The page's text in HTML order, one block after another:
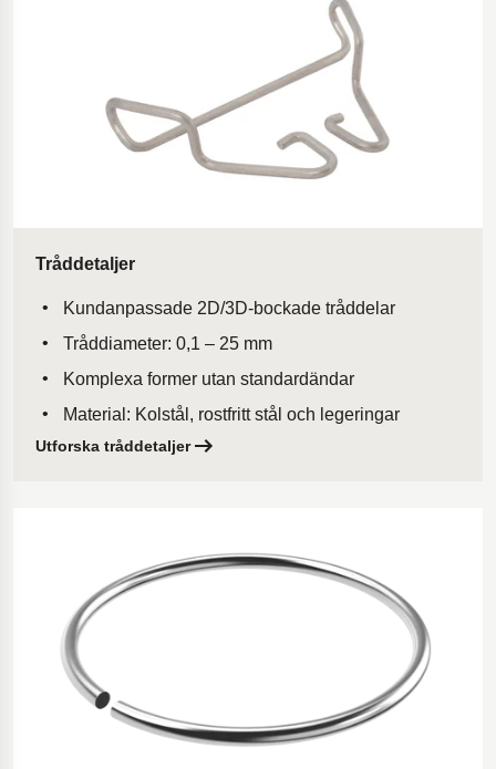
Tråddetaljer
Kundanpassade 2D/3D-bockade tråddelar
Tråddiameter: 0,1 – 25 mm
Komplexa former utan standardändar
Material: Kolstål, rostfritt stål och legeringar
Utforska tråddetaljer